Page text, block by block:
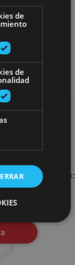
eta iradokizunak:
ekitaldi
de
de